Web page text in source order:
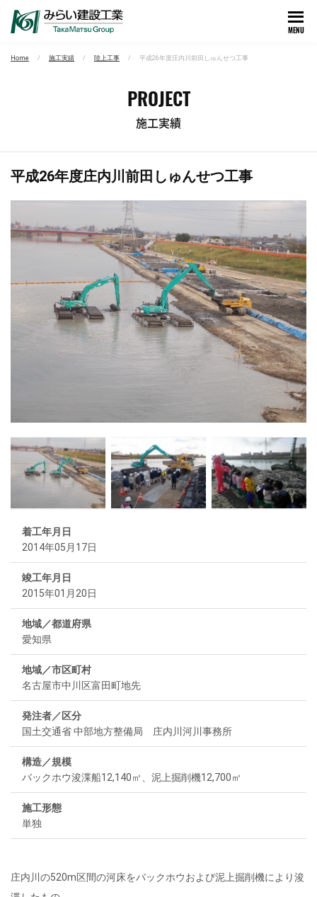
MENU
Home 施工実績 陸上工事 平成26年度庄内川前田しゅんせつ工事
PROJECT
施工実績
平成26年度庄内川前田しゅんせつ工事
着工年月日
2014年05月17日
竣工年月日
2015年01月20日
地域／都道府県
愛知県
地域／市区町村
名古屋市中川区富田町地先
発注者／区分
国土交通省 中部地方整備局 庄内川河川事務所
構造／規模
バックホウ浚渫船12,140㎥、泥上掘削機12,700㎥
施工形態
単独
庄内川の520m区間の河床をバックホウおよび泥上掘削機により浚